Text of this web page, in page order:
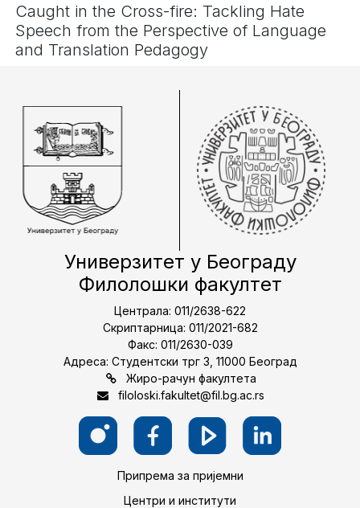
Caught in the Cross-fire: Tackling Hate
Speech from the Perspective of Language
and Translation Pedagogy
Универзитет у Београду
Филолошки факултет
Централа: 011/2638-622
Скриптарница: 011/2021-682
Факс: 011/2630-039
Адреса: Студентски трг 3, 11000 Београд
Жиро-рачун факултета
filoloski.fakultet@fil.bg.ac.rs
Припрема за пријемни
Центри и институти